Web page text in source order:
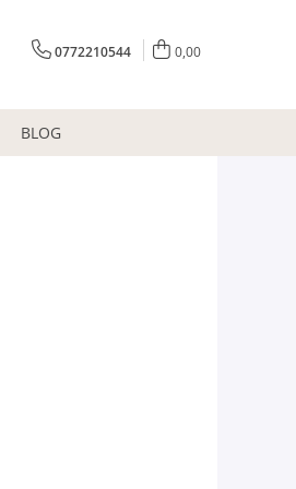
0772210544 0,00
BLOG